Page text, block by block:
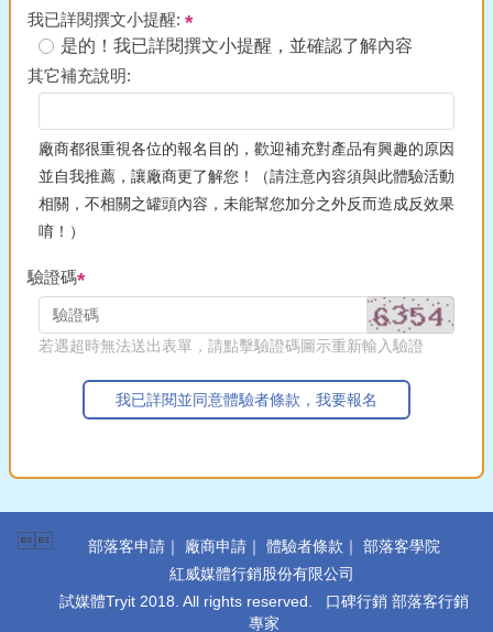
我已詳閱撰文小提醒:
是的！我已詳閱撰文小提醒，並確認了解內容
其它補充說明:
廠商都很重視各位的報名目的，歡迎補充對產品有興趣的原因
並自我推薦，讓廠商更了解您！（請注意內容須與此體驗活動
相關，不相關之罐頭內容，未能幫您加分之外反而造成反效果
唷！）
驗證碼
若遇超時無法送出表單，請點擊驗證碼圖示重新輸入驗證
我已詳閱並同意體驗者條款，我要報名
 部落客申請 ｜ 廠商申請 ｜ 體驗者條款 ｜ 部落客學院
紅威媒體行銷股份有限公司
試媒體Tryit 2018. All rights reserved. 口碑行銷 部落客行銷
專家